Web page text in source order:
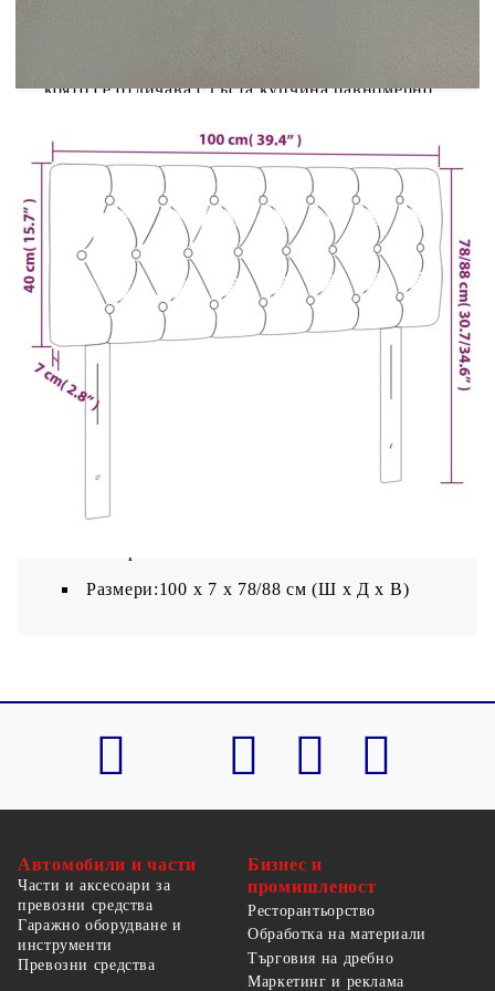
която се отличава с гъста купчина равномерно
Кадифената тъкан се отличава с меко усещане,
което я прави приятна на допир.Здрави и
стабилни крака: Дървените крака осигуряват
здравина и стабилност.Регулируема височина:
Горната табла за легло се регулира на височина
според вашите предпочитания.Отлична опора:
Горната част на леглото ви осигурява отлична
опора за гърба, докато седите в леглото, за да
четете или гледате телевизия.
Забележка:Доставката включва само горна табла
за легло. Рамката за легло и матракът не са
включени. Можете да проверите нашия магазин
за подходящите рамки и матраци.Всеки продукт
се доставя с ръководство за сглобяване в кашона
за лесно сглобяване.
Материал: Кадифе (100% полиестер),
лиственица
Размери:100 x 7 x 78/88 см (Ш x Д x В)
Автомобили и части
Части и аксесоари за
превозни средства
Гаражно оборудване и
инструменти
Превозни средства
Бизнес и
промишленост
Ресторантьорство
Обработка на материали
Търговия на дребно
Маркетинг и реклама